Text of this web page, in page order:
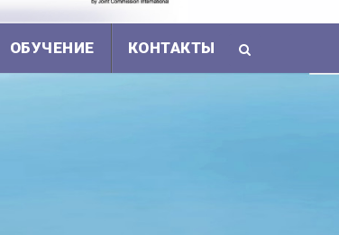
ОБУЧЕНИЕ КОНТАКТЫ